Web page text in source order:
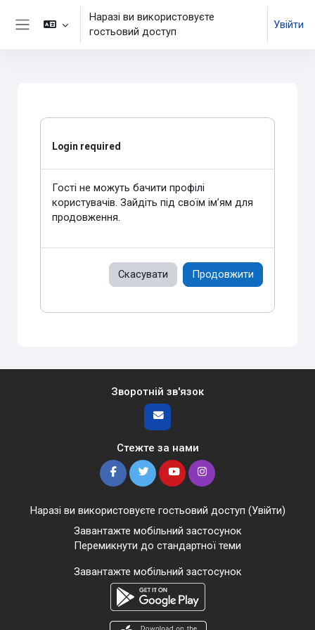
Перейти до головного вмісту
Бокова панель
Наразі ви використовуєте
гостьовий доступ
Увійти
Login required
Гості не можуть бачити профілі
користувачів. Зайдіть під своїм ім’ям для
продовження.
Скасувати Продовжити
Зворотній зв'язок
Стежте за нами
Наразі ви використовуєте гостьовий доступ (Увійти)
Завантажте мобільний застосунок
Перемикнути до стандартної теми
Завантажте мобільний застосунок